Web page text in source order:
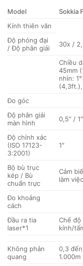
Model
Sokkia
Kính thiên văn
Độ phóng đại
/ Độ phân giải
30x /
Chiều
45mm
nhìn:
(4,3ft.),
Đo góc
Độ phân giải
màn hình
0,5″ / 1″
Độ chính xác
(ISO 17123-
3:2001)
1″
Bộ bù trục
kép / Bù
chuẩn trực
Cảm
làm
Đo khoảng
cách
Đầu ra tia
laser*1
Chế độ
kính/
Không phản
quang
0,3